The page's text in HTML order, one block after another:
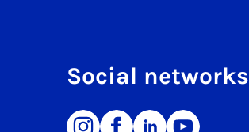
Social networks